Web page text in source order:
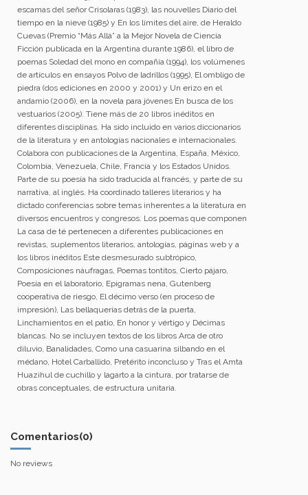
escamas del señor Crisolaras (1983), las nouvelles Diario del
tiempo en la nieve (1985) y En los límites del aire, de Heraldo
Cuevas (Premio “Más Allá” a la Mejor Novela de Ciencia
Ficción publicada en la Argentina durante 1986), el libro de
poemas Soledad del mono en compañía (1994), los volúmenes
de artículos en ensayos Polvo de ladrillos (1995), El ombligo de
piedra (dos ediciones en 2000 y 2001) y Un erizo en el
andamio (2006), en la novela para jóvenes En busca de los
vestuarios (2005). Tiene más de 20 libros inéditos en
diferentes disciplinas. Ha sido incluido en varios diccionarios
de la literatura y en antologías nacionales e internacionales.
Colabora con publicaciones de la Argentina, España, México,
Colombia, Venezuela, Chile, Francia y los Estados Unidos.
Parte de su poesía ha sido traducida al francés, y parte de su
narrativa, al inglés. Ha coordinado talleres literarios y ha
dictado conferencias sobre temas inherentes a la literatura en
diversos encuentros y congresos. Los poemas que componen
La casa de té pertenecen a diferentes publicaciones en
revistas, suplementos literarios, antologías, páginas web y a
los libros inéditos Este desmesurado subtrópico,
Composiciones náufragas, Poemas tontitos, Cierto pájaro,
Poesía en el laboratorio, Epigramas nena, Gutenberg
cooperativa de riesgo, El décimo verso (en proceso de
impresión), Las bellaquerías detrás de la puerta,
Linchamientos en el patio, En honor y vértigo y Décimas
blancas. No se incluyen textos de los libros Arca de otro
diluvio, Banalidades, Como una casuarina silbando en el
médano, Hotel Carballido, Pretérito inconcluso y Tras el Amta
Huazihul de cuchillo y lagarto a la cintura, por tratarse de
obras conceptuales, de estructura unitaria.
Comentarios(0)
No reviews